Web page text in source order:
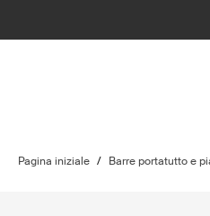
Pagina iniziale / Barre portatutto e